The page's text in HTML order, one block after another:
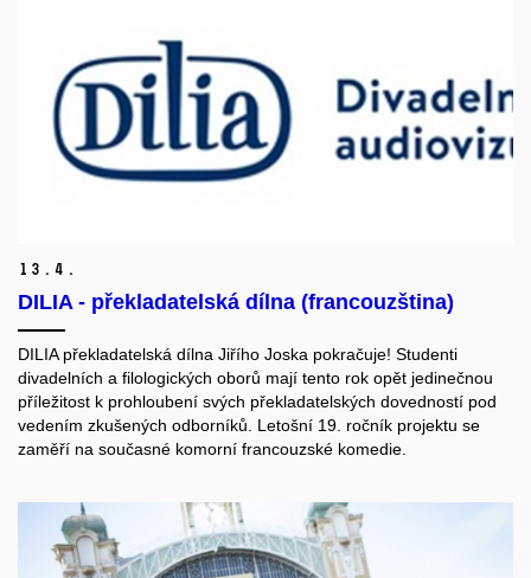
13. 4.
DILIA - překladatelská dílna (francouzština)
DILIA překladatelská dílna Jiřího Joska pokračuje! Studenti
divadelních a filologických oborů mají tento rok opět jedinečnou
příležitost k prohloubení svých překladatelských dovedností pod
vedením zkušených odborníků. Letošní 19. ročník projektu se
zaměří na současné komorní francouzské komedie.